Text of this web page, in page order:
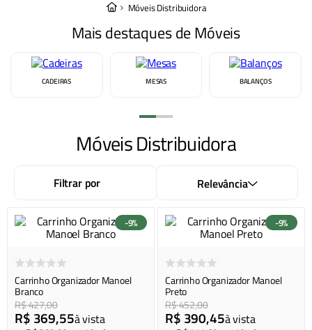
Móveis Distribuidora
Mais destaques de Móveis
CADEIRAS MESAS BALANÇOS
Móveis Distribuidora
Filtrar por Relevância
-9%
Carrinho Organizador Manoel
Branco
R$427,00
R$ 369,55à vista
-9%
Carrinho Organizador Manoel
Preto
R$452,00
R$ 390,45à vista
barraca luna
º ombrelone dubai
ombrelone
carregador portátil
10 4 pessoas